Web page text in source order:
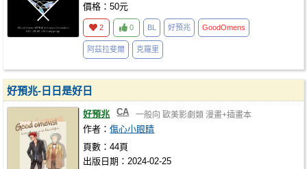
價格：50元
2 0 BL 好預兆 GoodOmens
阿茲拉斐爾 克羅里
好預兆-日日是好日
好預兆 CA 一般向 歐美影劇類 漫畫+插畫本
作者：傷心小眼睛
頁數：44頁
出版日期：2024-02-25